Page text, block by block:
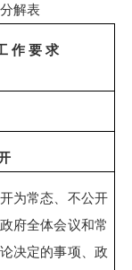
解表
作 要 求
为常态、不公开
府全体会议和常
决定的事项、政